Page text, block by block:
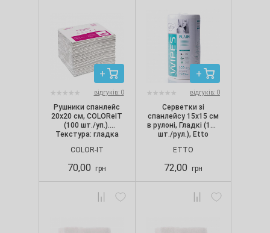
відгуків: 0
Рушники спанлейс
20х20 см, COLOReIT
(100 шт./уп.).
Текстура: гладка
COLOR-IT
70,00 грн
відгуків: 0
Серветки зі
спанлейсу 15х15 см
в рулоні, Гладкі (100
шт./рул.), Etto
ETTO
72,00 грн